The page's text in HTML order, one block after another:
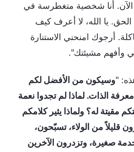
الآن. أنا شخصية متغطرسة في
الحق. يا الله، لا أعرف كيف
أرجوك امنحني الاستنارة
وأفهم مشيئتك".
"وسيكون من الأفضل لكم
الذات. لماذا لم تجدوا نعمة
مقيتة له؟ ولماذا يثير كلامكم
قليلاً من الولاء، تسبّحون،
صغيرة، وتزدرون الآخرين